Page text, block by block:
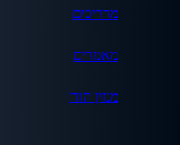
מדריכים
מאמרים
מגזין הודו